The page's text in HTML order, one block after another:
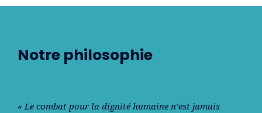
Notre philosophie
« Le combat pour la dignité humaine n’est jamais